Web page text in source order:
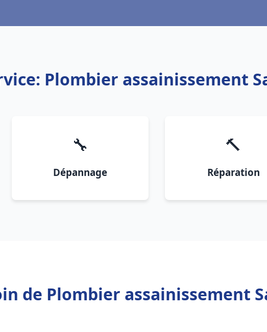
Plombier assainissement
🔧
Dépannage
🔨
Réparation
de Plombier assainissement